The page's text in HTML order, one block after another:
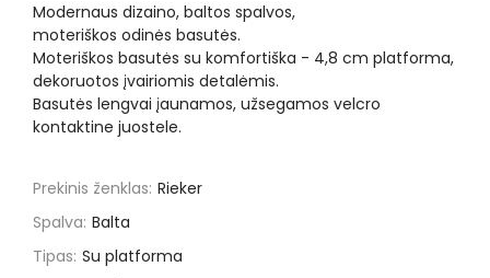
Modernaus dizaino, baltos spalvos,
moteriškos odinės basutės.
Moteriškos basutės su komfortiška - 4,8 cm platforma,
dekoruotos įvairiomis detalėmis.
Basutės lengvai įaunamos, užsegamos velcro
kontaktine juostele.
Prekinis ženklas: Rieker
Spalva: Balta
Tipas: Su platforma